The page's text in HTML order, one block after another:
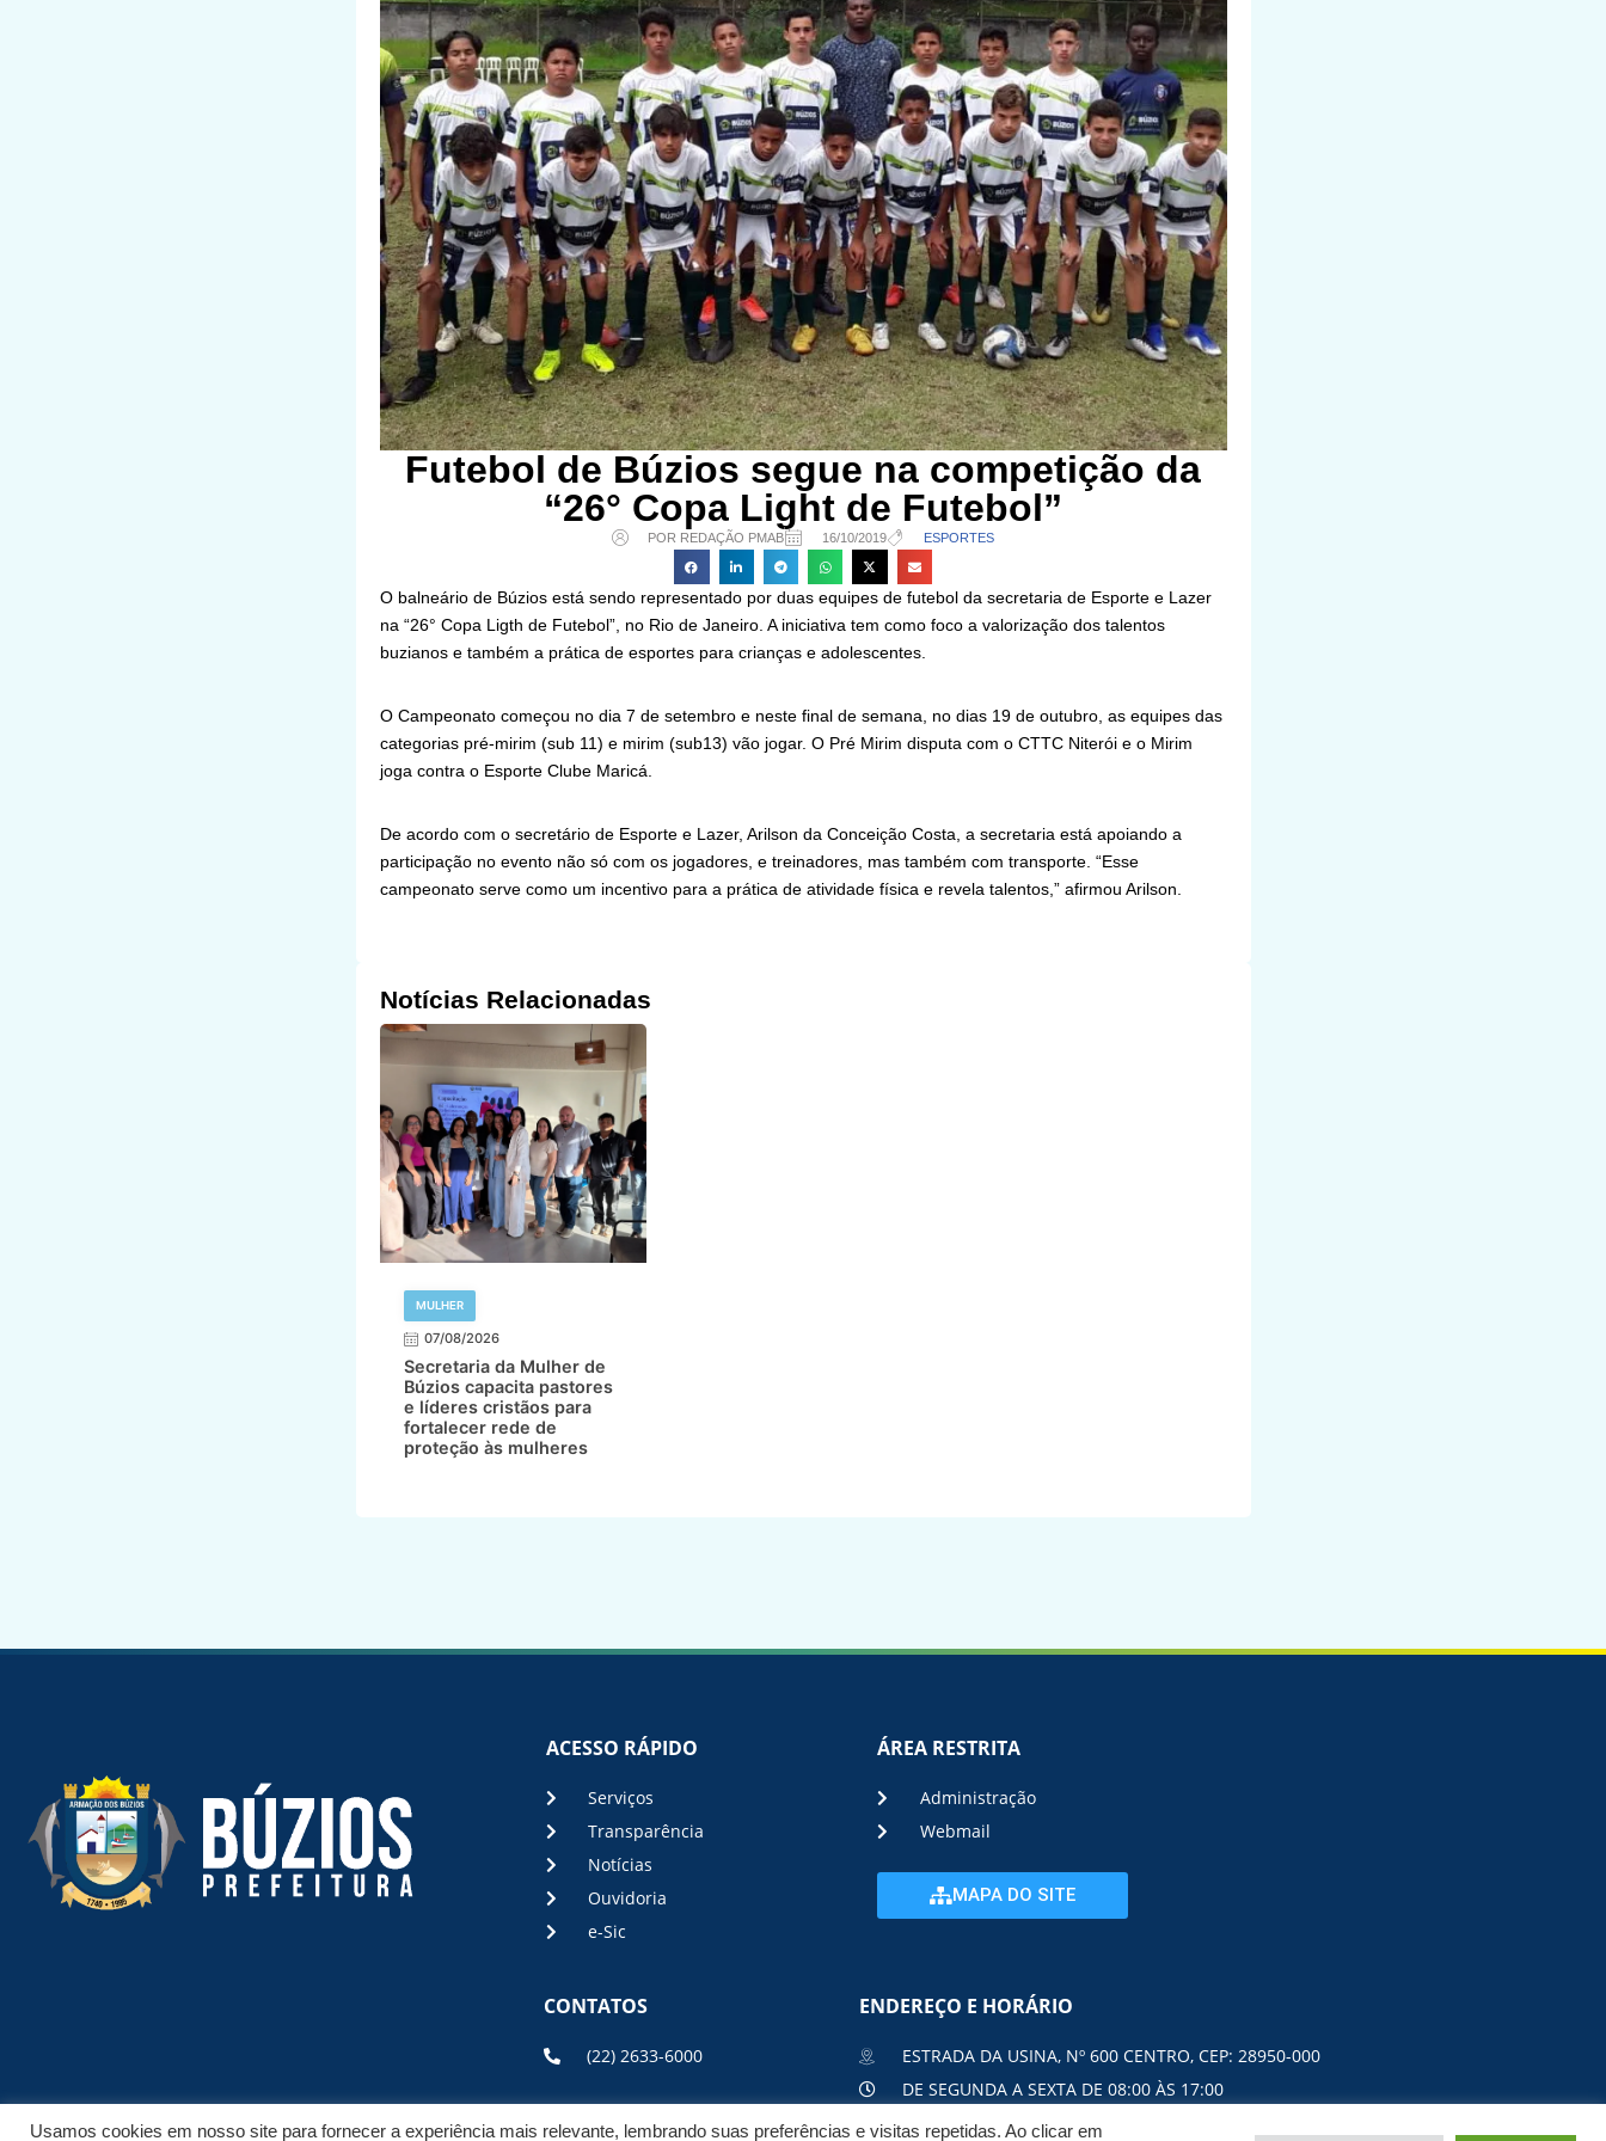
Futebol de Búzios segue na competição da
“26° Copa Light de Futebol”
POR REDAÇÃO PMAB 16/10/2019 ESPORTES
O balneário de Búzios está sendo representado por duas equipes de futebol da secretaria de Esporte e Lazer
na “26° Copa Ligth de Futebol”, no Rio de Janeiro. A iniciativa tem como foco a valorização dos talentos
buzianos e também a prática de esportes para crianças e adolescentes.
O Campeonato começou no dia 7 de setembro e neste final de semana, no dias 19 de outubro, as equipes das
categorias pré-mirim (sub 11) e mirim (sub13) vão jogar. O Pré Mirim disputa com o CTTC Niterói e o Mirim
joga contra o Esporte Clube Maricá.
De acordo com o secretário de Esporte e Lazer, Arilson da Conceição Costa, a secretaria está apoiando a
participação no evento não só com os jogadores, e treinadores, mas também com transporte. “Esse
campeonato serve como um incentivo para a prática de atividade física e revela talentos,” afirmou Arilson.
Notícias Relacionadas
MULHER
07/08/2026
Secretaria da Mulher de
Búzios capacita pastores
e líderes cristãos para
fortalecer rede de
proteção às mulheres
ACESSO RÁPIDO
Serviços
Transparência
Notícias
Ouvidoria
e-Sic
ÁREA RESTRITA
Administração
Webmail
MAPA DO SITE
CONTATOS
(22) 2633-6000
ENDEREÇO E HORÁRIO
ESTRADA DA USINA, Nº 600 CENTRO, CEP: 28950-000
DE SEGUNDA A SEXTA DE 08:00 ÀS 17:00
Usamos cookies em nosso site para fornecer a experiência mais relevante, lembrando suas preferências e visitas repetidas. Ao clicar em